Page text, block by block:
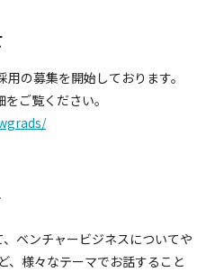
の募集を開始しております。
ご覧ください。
ベンチャービジネスについてや
、様々なテーマでお話すること